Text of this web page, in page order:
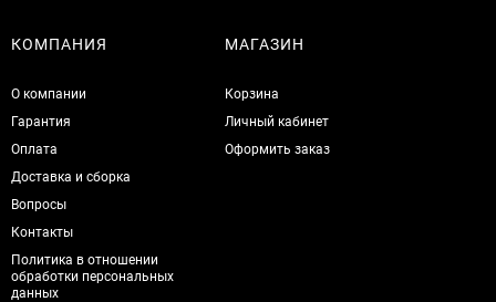
КОМПАНИЯ
О компании
Гарантия
Оплата
Доставка и сборка
Вопросы
Контакты
Политика в отношении
обработки персональных
данных
МАГАЗИН
Корзина
Личный кабинет
Оформить заказ